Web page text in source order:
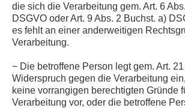
die sich die Verarbeitung gem. Art. 6
DSGVO oder Art. 9 Abs. 2 Buchst. a)
es fehlt an einer anderweitigen
Verarbeitung.
− Die betroffene Person legt gem. Art.
Widerspruch gegen die Verarbeitung
keine vorrangigen berechtigten Gründe
Verarbeitung vor, oder die betroffene